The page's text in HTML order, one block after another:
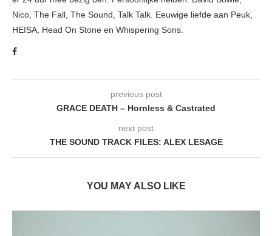
Nico, The Fall, The Sound, Talk Talk. Eeuwige liefde aan Peuk,
HEISA, Head On Stone en Whispering Sons.
previous post
GRACE DEATH – Hornless & Castrated
next post
THE SOUND TRACK FILES: ALEX LESAGE
YOU MAY ALSO LIKE